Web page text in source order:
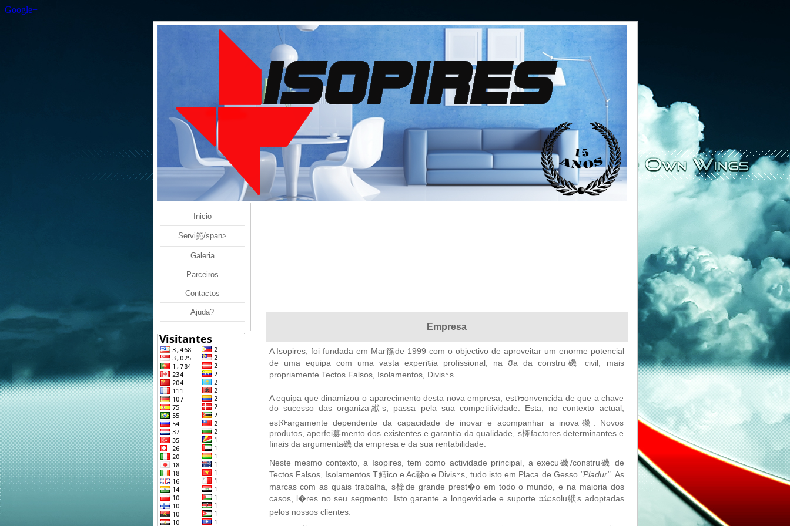
Google+
Inicio
Servi篼/span>
Galeria
Parceiros
Contactos
Ajuda?
Empresa
A Isopires, foi fundada em Mar篠de 1999 com o objectivo de aproveitar um enorme potencial
de uma equipa com uma vasta experiꮣia profissional, na Ქa da constru磯 civil, mais
propriamente Tectos Falsos, Isolamentos, Divis⩡s.
A equipa que dinamizou o aparecimento desta nova empresa, estᠣonvencida de que a chave
do sucesso das organiza絥s, passa pela sua competitividade. Esta, no contexto actual,
estᠬargamente dependente da capacidade de inovar e acompanhar a inova磯. Novos
produtos, aperfei篡mento dos existentes e garantia da qualidade, s㯠factores determinantes e
finais da argumenta磯 da empresa e da sua rentabilidade.
Neste mesmo contexto, a Isopires, tem como actividade principal, a execu磯/constru磯 de
Tectos Falsos, Isolamentos T鲭ico e Ac䩣o e Divis⩡s, tudo isto em Placa de Gesso "Pladur". As
marcas com as quais trabalha, s㯠de grande prest�o em todo o mundo, e na maioria dos
casos, l�res no seu segmento. Isto garante a longevidade e suporte ೠsolu絥s adoptadas
pelos nossos clientes.